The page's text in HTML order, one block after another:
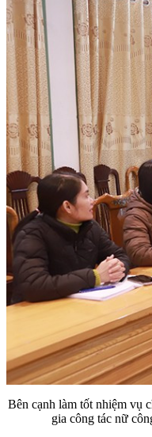
Bên cạnh làm tốt nhiệm vụ
gia công tác nữ